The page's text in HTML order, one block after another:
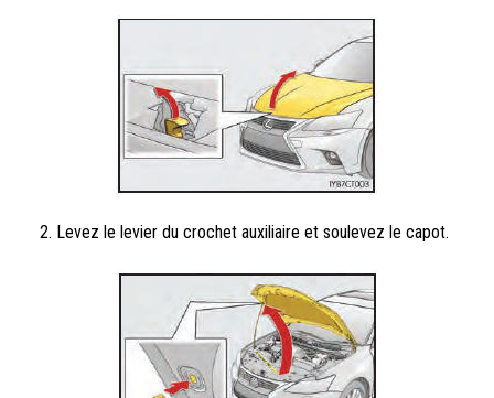
Levez le levier du crochet auxiliaire et soulevez le capot.